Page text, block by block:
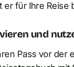
er für Ihre Reise
und
Pass vor der